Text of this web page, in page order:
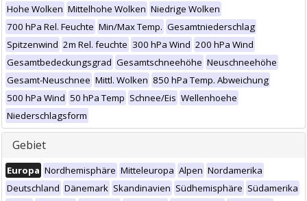
Hohe Wolken Mittelhohe Wolken Niedrige Wolken
700 hPa Rel. Feuchte Min/Max Temp. Gesamtniederschlag
Spitzenwind 2m Rel. feuchte 300 hPa Wind 200 hPa Wind
Gesamtbedeckungsgrad Gesamtschneehöhe Neuschneehöhe
Gesamt-Neuschnee Mittl. Wolken 850 hPa Temp. Abweichung
500 hPa Wind 50 hPa Temp Schnee/Eis Wellenhoehe
Niederschlagsform
Gebiet
Europa Nordhemisphäre Mitteleuropa Alpen Nordamerika
Deutschland Dänemark Skandinavien Südhemisphäre Südamerika